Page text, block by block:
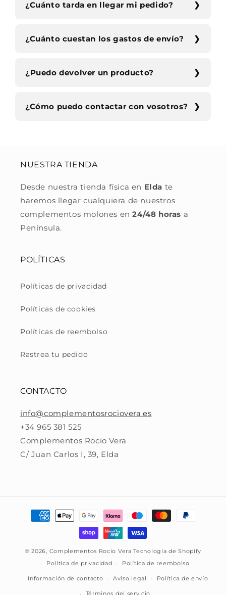
¿Cuánto tarda en llegar mi pedido?
¿Cuánto cuestan los gastos de envío?
¿Puedo devolver un producto?
¿Cómo puedo contactar con vosotros?
NUESTRA TIENDA
Desde nuestra tienda física en Elda te
haremos llegar cualquiera de nuestros
complementos molones en24/48 horas a
Península.
POLÍTICAS
Políticas de privacidad
Políticas de cookies
Políticas de reembolso
Rastrea tu pedido
CONTACTO
info@complementosrociovera.es
+34 965 381 525
Complementos Rocio Vera
C/ Juan Carlos I, 39, Elda
Formas
© 2026, Complementos Rocio Vera Tecnología de Shopify
Política de privacidad
Política de reembolso
Información de contacto Aviso legal Política de envío
Términos del servicio